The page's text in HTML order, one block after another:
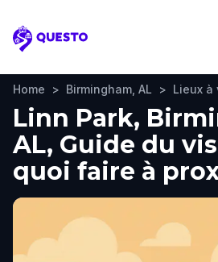
Questo
Home > Birmingham, AL > Lieux à
Linn Park,
AL, Guide du
quoi faire à